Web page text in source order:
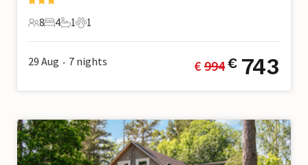
8 Gäste
8
4 Schlafzimmer
4
1 Badezimmer
1
1 Haustier
1
29 Aug • 7 nights € 994€ 743